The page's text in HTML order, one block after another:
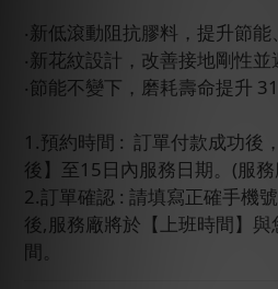
‧新低滾動阻抗膠料，提升節
‧新花紋設計，改善接地剛性並
‧節能不變下，磨耗壽命提升
1.預約時間 :  訂單付款成功後
後】至15日內服務日期。(服
2.訂單確認 : 請填寫正確手機
後,服務廠將於【上班時間】
間。